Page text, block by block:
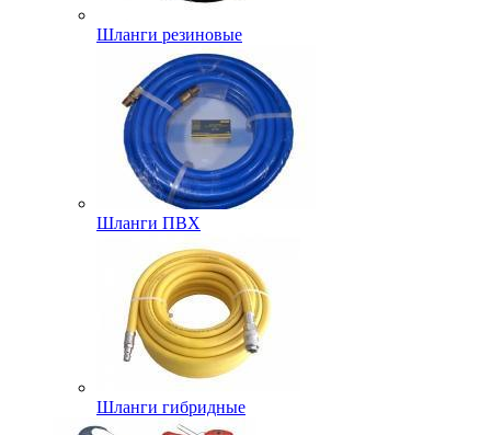
Шланги резиновые
Шланги ПВХ
Шланги гибридные